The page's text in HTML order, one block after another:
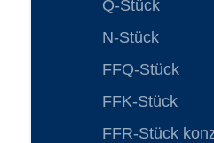
Q-Stück
N-Stück
FFQ-Stück
FFK-Stück
FFR-Stück